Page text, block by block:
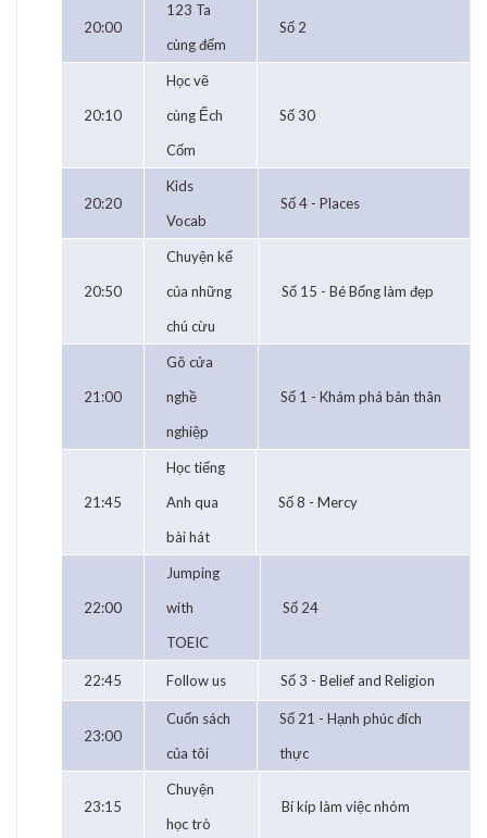
20:00
123 Ta
cùng đếm
Số 2
20:10
Học vẽ
cùng Ếch
Cốm
Số 30
20:20
Kids
Vocab
Số 4 - Places
20:50
Chuyện kể
của những
chú cừu
Số 15 - Bé Bống làm đẹp
21:00
Gõ cửa
nghề
nghiệp
Số 1 - Khám phá bản thân
21:45
Học tiếng
Anh qua
bài hát
Số 8 - Mercy
22:00
Jumping
with
TOEIC
Số 24
22:45 Follow us Số 3 - Belief and Religion
23:00
Cuốn sách
của tôi
Số 21 - Hạnh phúc đích
thực
23:15
Chuyện
học trò
Bí kíp làm việc nhóm